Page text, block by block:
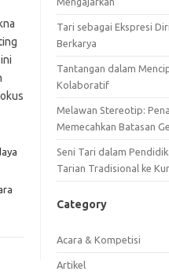
Tari sebagai Ekspresi
Berkarya
Tantangan dalam
Kolaboratif
Melawan Stereotip:
Memecahkan Batasan
Seni Tari dalam
Tarian Tradisional ke
Category
Acara & Kompetisi
Artikel